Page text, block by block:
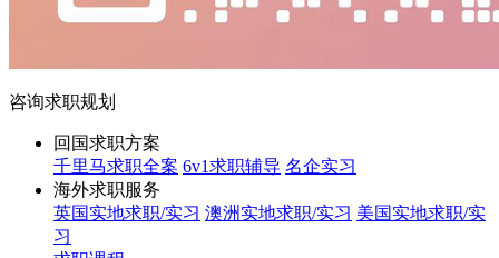
咨询求职规划
回国求职方案
千里马求职全案 6v1求职辅导 名企实习
海外求职服务
英国实地求职/实习 澳洲实地求职/实习 美国实地求职/实
习